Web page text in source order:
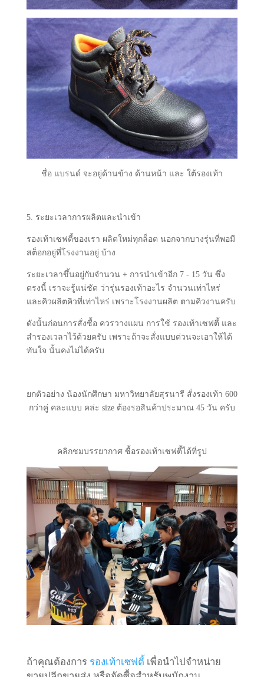
ชื่อ แบรนด์ จะอยู่ด้านข้าง ด้านหน้า และ ใต้รองเท้า
5. ระยะเวลาการผลิตและนำเข้า
รองเท้าเซฟตี้ของเรา ผลิตใหม่ทุกล็อต นอกจากบางรุ่นที่พอมี
สต็อกอยู่ที่โรงงานอยู่ บ้าง
ระยะเวลาขึ้นอยู่กับจำนวน + การนำเข้าอีก 7 - 15 วัน ซึ่ง
ตรงนี้ เราจะรู้แน่ชัด ว่ารุ่นรองเท้าอะไร จำนวนเท่าไหร่
และคิวผลิตคิวที่เท่าไหร่ เพราะโรงงานผลิต ตามคิวงานครับ
ดังนั้นก่อนการสั่งซื้อ ควรวางแผน การใช้ รองเท้าเซฟตี้ และ
สำรองเวลาไว้ด้วยครับ เพราะถ้าจะสั่งแบบด่วนจะเอาให้ได้
ทันใจ นั้นคงไม่ได้ครับ
ยกตัวอย่าง น้องนักศึกษา มหาวิทยาลัยสุรนารี สั่งรองเท้า 600
กว่าคู่ คละแบบ คล่ะ size ต้องรอสินค้าประมาณ 45 วัน ครับ
คลิกชมบรรยากาศ ซื้อรองเท้าเซฟตี้ได้ที่รูป
ถ้าคุณต้องการ รองเท้าเซฟตี้ เพื่อนำไปจำหน่าย